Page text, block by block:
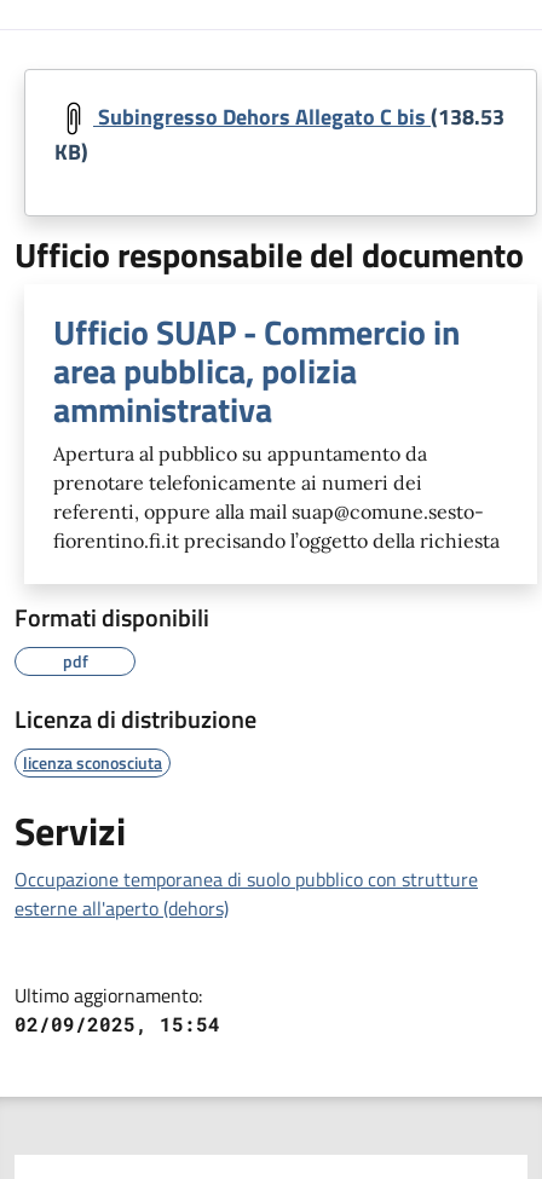
Subingresso Dehors Allegato C bis(138.53
KB)
Ufficio responsabile del documento
Ufficio SUAP - Commercio in
area pubblica, polizia
amministrativa
Apertura al pubblico su appuntamento da
prenotare telefonicamente ai numeri dei
referenti, oppure alla mail suap@comune.sesto-
fiorentino.fi.it precisando l’oggetto della richiesta
Formati disponibili
pdf
Licenza di distribuzione
licenza sconosciuta
Servizi
Occupazione temporanea di suolo pubblico con strutture
esterne all'aperto (dehors)
Ultimo aggiornamento:
02/09/2025, 15:54